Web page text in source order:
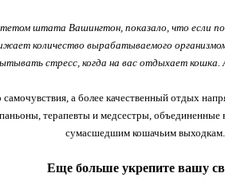
штата Вашингтон, показало, что если
количество вырабатываемого
стресс, когда на вас отдыхает кошка.
а более качественный отдых
терапевты и медсестры,
сумасшедшим кошачьим выходкам.
Еще больше укрепите вашу